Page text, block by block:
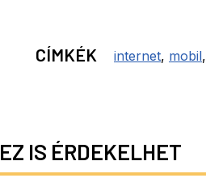
CÍMKÉK internet, mobil,
EZ IS ÉRDEKELHET